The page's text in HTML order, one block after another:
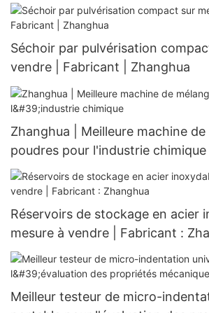
Séchoir par pulvérisation
vendre | Fabricant | Zhanghua
Zhanghua | Meilleure machine
poudres pour l'industrie chimique
Réservoirs de stockage en acier
mesure à vendre | Fabricant :
Meilleur testeur de micro-